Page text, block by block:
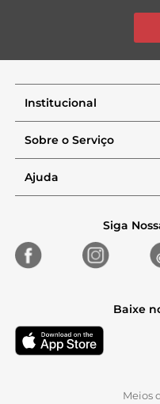
Institucional
Sobre o Serviço
Ajuda
Siga
Baixe
Meios